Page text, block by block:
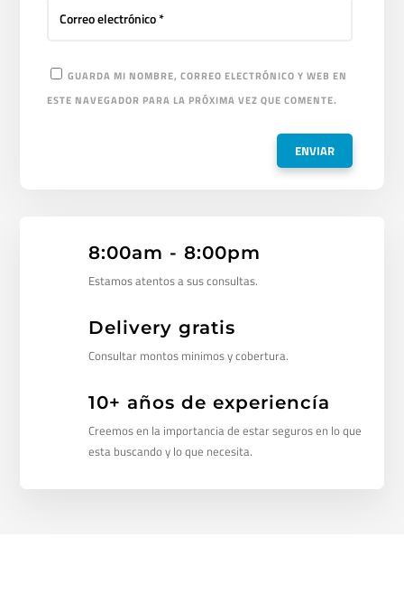
GUARDA MI NOMBRE, CORREO ELECTRÓNICO Y WEB EN
ESTE NAVEGADOR PARA LA PRÓXIMA VEZ QUE COMENTE.
8:00am - 8:00pm
Estamos atentos a sus consultas.
Delivery gratis
Consultar montos minimos y cobertura.
10+ años de experiencía
Creemos en la importancia de estar seguros en lo que
esta buscando y lo que necesita.